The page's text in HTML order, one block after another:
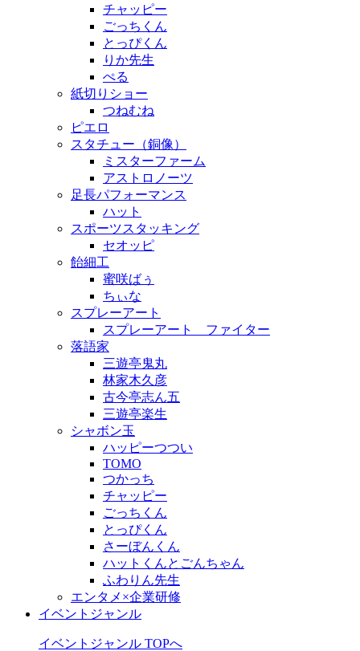
チャッピー
ごっちくん
とっぴくん
りか先生
ぺる
紙切りショー
つねむね
ピエロ
スタチュー（銅像）
ミスターファーム
アストロノーツ
足長パフォーマンス
ハット
スポーツスタッキング
セオッピ
飴細工
蜜咲ばぅ
ちぃな
スプレーアート
スプレーアート ファイター
落語家
三遊亭鬼丸
林家木久彦
古今亭志ん五
三遊亭楽生
シャボン玉
ハッピーつつい
TOMO
つかっち
チャッピー
ごっちくん
とっぴくん
さーぼんくん
ハットくんとごんちゃん
ふわりん先生
エンタメ×企業研修
イベントジャンル
イベントジャンル TOPへ